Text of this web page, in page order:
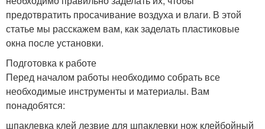
предотвратить просачивание воздуха и влаги. В этой
статье мы расскажем вам, как заделать пластиковые
окна после установки.
Подготовка к работе
Перед началом работы необходимо собрать все
необходимые инструменты и материалы. Вам
понадобятся:
шпаклевка клей лезвие для шпаклевки нож клейбойный